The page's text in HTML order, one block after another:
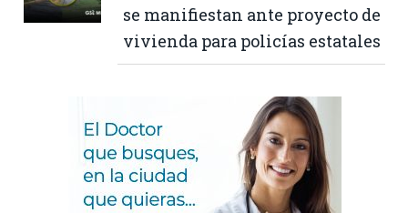
se manifiestan ante proyecto de
vivienda para policías estatales